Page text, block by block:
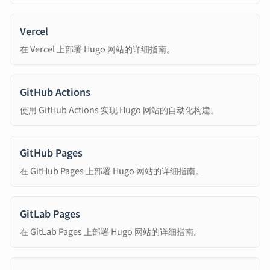
Vercel
在 Vercel 上部署 Hugo 网站的详细指南。
GitHub Actions
使用 GitHub Actions 实现 Hugo 网站的自动化构建。
GitHub Pages
在 GitHub Pages 上部署 Hugo 网站的详细指南。
GitLab Pages
在 GitLab Pages 上部署 Hugo 网站的详细指南。